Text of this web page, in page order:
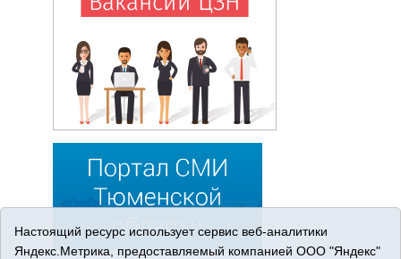
Настоящий ресурс использует сервис веб-аналитики
Яндекс.Метрика, предоставляемый компанией ООО "Яндекс"